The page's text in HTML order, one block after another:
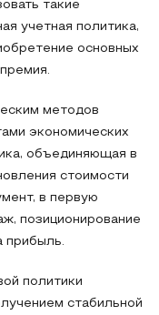
такие
учетная политика,
основных
методов
экономических
объединяющая в
стоимости
в первую
позиционирование
прибыль.
политики
стабильной